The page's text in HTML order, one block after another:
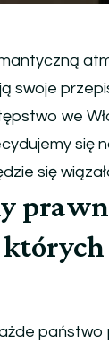
swoje
we
się
się